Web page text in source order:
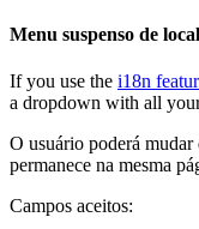
Menu suspenso de
If you use the i18n
a dropdown with all
O usuário poderá
permanece na mesma
Campos aceitos: